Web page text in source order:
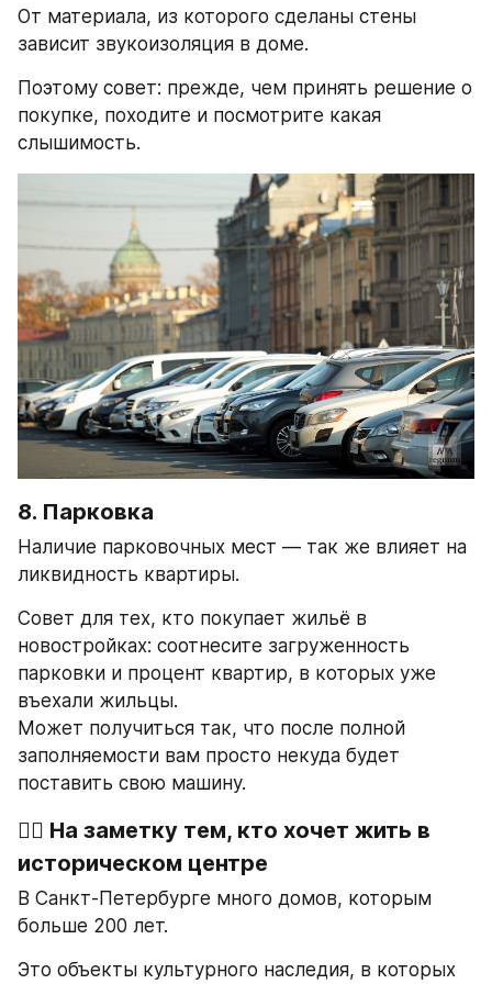
От материала, из которого сделаны стены
зависит звукоизоляция в доме.
Поэтому совет: прежде, чем принять решение о
покупке, походите и посмотрите какая
слышимость.
8. Парковка
Наличие парковочных мест — так же влияет на
ликвидность квартиры.
Совет для тех, кто покупает жильё в
новостройках: соотнесите загруженность
парковки и процент квартир, в которых уже
въехали жильцы.
Может получиться так, что после полной
заполняемости вам просто некуда будет
поставить свою машину.
👉🏻 На заметку тем, кто хочет жить в
историческом центре
В Санкт-Петербурге много домов, которым
больше 200 лет.
Это объекты культурного наследия, в которых